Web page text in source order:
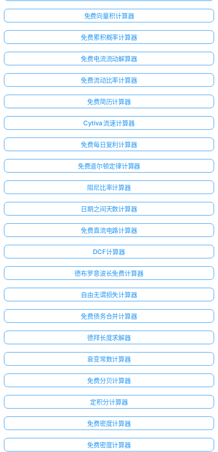
免费向量积计算器
免费累积概率计算器
免费电流流动解算器
免费流动比率计算器
免费简历计算器
Cytiva 流速计算器
免费每日复利计算器
免费道尔顿定律计算器
阻尼比率计算器
日期之间天数计算器
免费直流电路计算器
DCF计算器
德布罗意波长免费计算器
自由无谓损失计算器
免费债务合并计算器
德拜长度求解器
衰变常数计算器
免费分贝计算器
定积分计算器
免费密度计算器
免费密度计算器